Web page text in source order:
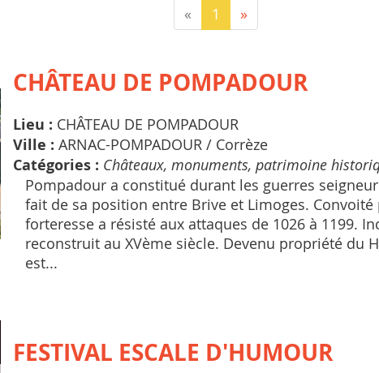
« 1 »
CHÂTEAU DE POMPADOUR
Lieu : CHÂTEAU DE POMPADOUR
Ville :ARNAC-POMPADOUR / Corrèze
Catégories : Châteaux, monuments, patrimoine
Pompadour a constitué durant les guerres
fait de sa position entre Brive et Limoges. Convoité
forteresse a résisté aux attaques de 1026 à 1199.
reconstruit au XVème siècle. Devenu propriété du
est...
FESTIVAL ESCALE D'HUMOUR